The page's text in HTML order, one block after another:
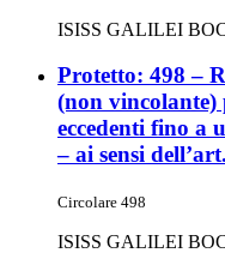
ISISS GALILEI
Protetto: 498 –
(non vincolante)
eccedenti fino a
– ai sensi
Circolare 498
ISISS GALILEI